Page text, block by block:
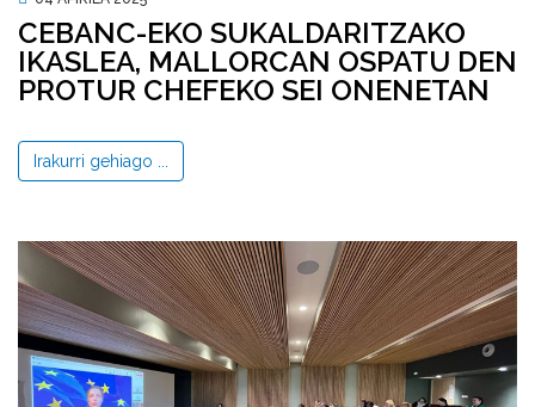
CEBANC-EKO SUKALDARITZAKO
IKASLEA, MALLORCAN OSPATU DEN
PROTUR CHEFEKO SEI ONENETAN
Irakurri gehiago ...